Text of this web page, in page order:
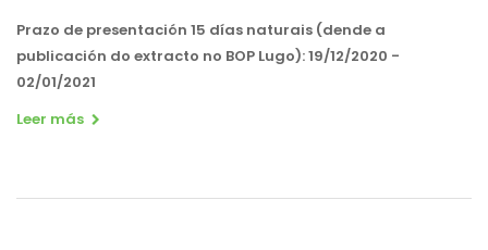
Prazo de presentación 15 días naturais (dende a
publicación do extracto no BOP Lugo):19/12/2020 -
02/01/2021
Leer más